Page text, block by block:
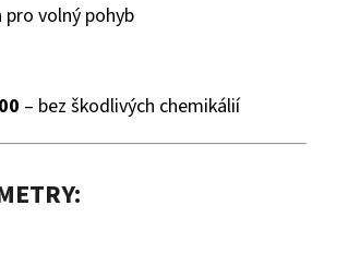
pro volný pohyb
– bez škodlivých chemikálií